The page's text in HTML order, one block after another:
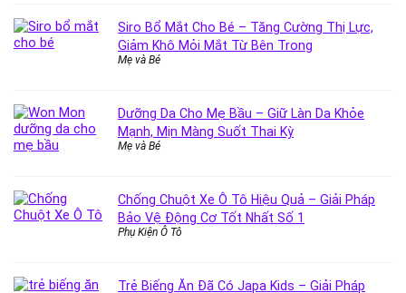
Siro Bổ Mắt Cho Bé – Tăng Cường Thị Lực,
Giảm Khô Mỏi Mắt Từ Bên Trong
Mẹ và Bé
Dưỡng Da Cho Mẹ Bầu – Giữ Làn Da Khỏe
Mạnh, Mịn Màng Suốt Thai Kỳ
Mẹ và Bé
Chống Chuột Xe Ô Tô Hiệu Quả – Giải Pháp
Bảo Vệ Động Cơ Tốt Nhất Số 1
Phụ Kiện Ô Tô
Trẻ Biếng Ăn Đã Có Japa Kids – Giải Pháp